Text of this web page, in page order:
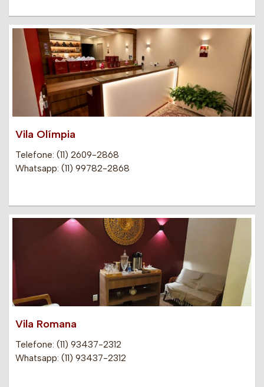
Vila Olímpia
Telefone: (11) 2609-2868
Whatsapp: (11) 99782-2868
Vila Romana
Telefone: (11) 93437-2312
Whatsapp: (11) 93437-2312